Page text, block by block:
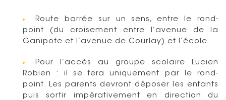
Route barrée sur un sens, entre le rond-
point (du croisement entre l’avenue de la
Ganipote et l’avenue de Courlay) et l’école.
Pour l’accès au groupe scolaire Lucien
Robien : il se fera uniquement par le rond-
point. Les parents devront déposer les enfants
puis sortir impérativement en direction du